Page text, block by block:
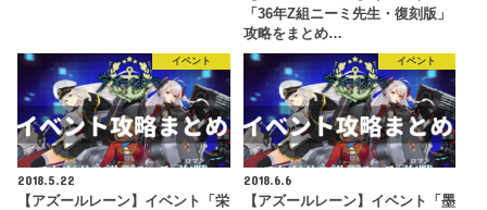
「36年Z組ニーミ先生・復刻版」
攻略をまとめ…
イベント
2018.5.22
【アズールレーン】イベント「栄
イベント
2018.6.6
【アズールレーン】イベント「墨